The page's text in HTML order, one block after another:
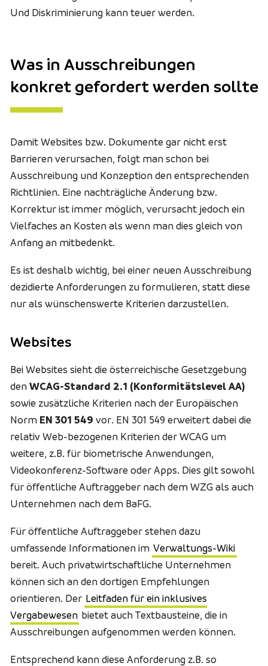
Und Diskriminierung kann teuer werden.
Was in Ausschreibungen
konkret gefordert werden sollte
Damit Websites bzw. Dokumente gar nicht erst
Barrieren verursachen, folgt man schon bei
Ausschreibung und Konzeption den entsprechenden
Richtlinien. Eine nachträgliche Änderung bzw.
Korrektur ist immer möglich, verursacht jedoch ein
Vielfaches an Kosten als wenn man dies gleich von
Anfang an mitbedenkt.
Es ist deshalb wichtig, bei einer neuen Ausschreibung
dezidierte Anforderungen zu formulieren, statt diese
nur als wünschenswerte Kriterien darzustellen.
Websites
Bei Websites sieht die österreichische Gesetzgebung
denWCAG-Standard 2.1 (Konformitätslevel AA)
sowie zusätzliche Kriterien nach der Europäischen
Norm EN 301 549 vor. EN 301 549 erweitert dabei die
relativ Web-bezogenen Kriterien der WCAG um
weitere, z.B. für biometrische Anwendungen,
Videokonferenz-Software oder Apps. Dies gilt sowohl
für öffentliche Auftraggeber nach dem WZG als auch
Unternehmen nach dem BaFG.
Für öffentliche Auftraggeber stehen dazu
umfassende Informationen im Verwaltungs-Wiki
bereit. Auch privatwirtschaftliche Unternehmen
können sich an den dortigen Empfehlungen
orientieren. Der Leitfaden für ein inklusives
Vergabewesen bietet auch Textbausteine, die in
Ausschreibungen aufgenommen werden können.
Entsprechend kann diese Anforderung z.B. so